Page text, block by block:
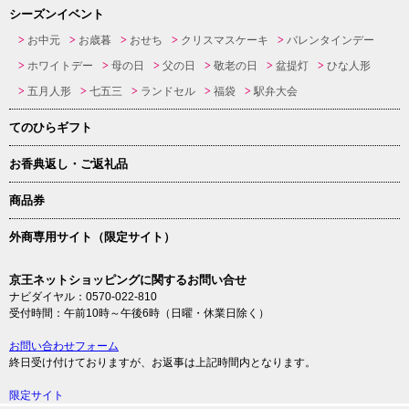
シーズンイベント
お中元 お歳暮 おせち クリスマスケーキ
バレンタインデー
ホワイトデー
母の日 父の日 敬老の日 盆提灯
ひな人形
五月人形
七五三 ランドセル 福袋 駅弁大会
てのひらギフト
お香典返し・ご返礼品
商品券
外商専用サイト（限定サイト）
京王ネットショッピングに関するお問い合せ
ナビダイヤル：0570-022-810
受付時間：午前10時～午後6時（日曜・休業日除く）
お問い合わせフォーム
終日受け付けておりますが、お返事は上記時間内となります。
限定サイト